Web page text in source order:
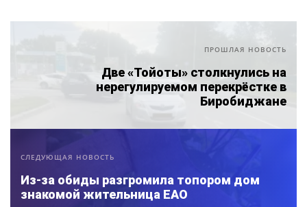
ПРОШЛАЯ НОВОСТЬ
Две «Тойоты» столкнулись на
нерегулируемом перекрёстке в
Биробиджане
СЛЕДУЮЩАЯ НОВОСТЬ
Из-за обиды разгромила топором дом
знакомой жительница ЕАО